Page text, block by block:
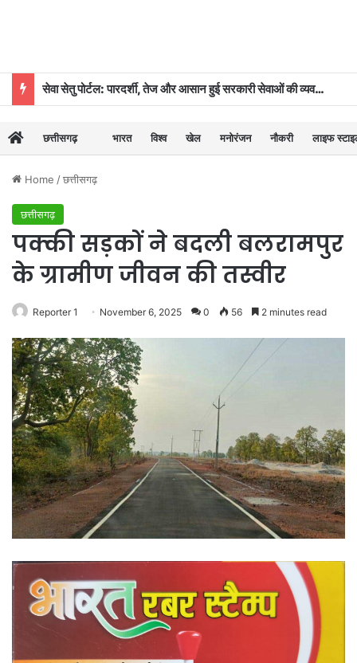
सेवा सेतु पोर्टल: पारदर्शी, तेज और आसान हुई सरकारी सेवाओं की व्यवस्था
छत्तीसगढ़ भारत विश्व खेल मनोरंजन नौकरी लाइफ
Home /छत्तीसगढ़
छत्तीसगढ़
पक्की सड़कों ने बदली बलरामपुर
के ग्रामीण जीवन की तस्वीर
Reporter 1 November 6, 2025 0 56 2 minutes read